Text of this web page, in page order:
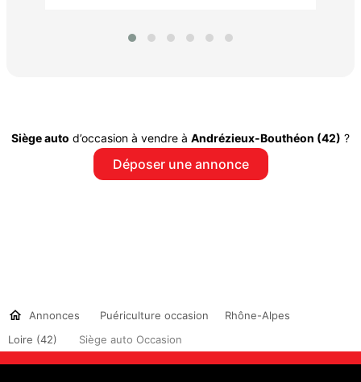
Siège auto d’occasion à vendre à Andrézieux-Bouthéon (42) ?
Déposer une annonce
Annonces Puériculture occasion
Rhône-Alpes
Loire (42)
Siège auto Occasion